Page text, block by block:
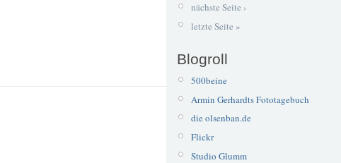
nächste Seite ›
letzte Seite »
Blogroll
500beine
Armin Gerhardts Fototagebuch
die olsenban.de
Flickr
Studio Glumm